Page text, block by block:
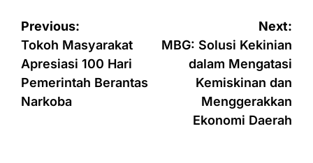
Post
navigation
Previous:
Tokoh Masyarakat
Apresiasi 100 Hari
Pemerintah Berantas
Narkoba
Next:
MBG: Solusi Kekinian
dalam Mengatasi
Kemiskinan dan
Menggerakkan
Ekonomi Daerah